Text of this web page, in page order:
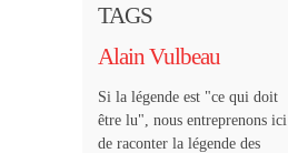
TAGS
Alain Vulbeau
Si la légende est "ce qui doit
être lu", nous entreprenons ici
de raconter la légende des